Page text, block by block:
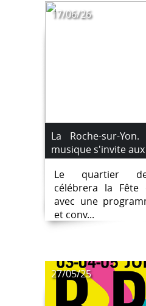
17/06/26
La Roche-sur-
musique s'invite
Le quartier
célébrera la
avec une
et conv...
27/05/25